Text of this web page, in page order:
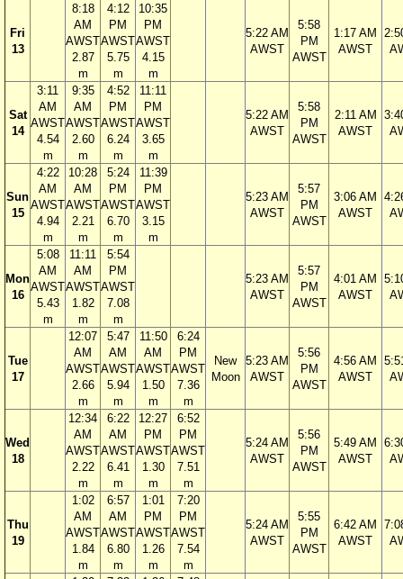
Fri
13
8:18
AM
AWST
2.87
m
4:12
PM
AWST
5.75
m
10:35
PM
AWST
4.15
m
5:22 AM
AWST
5:58
PM
AWST
1:17 AM
AWST
Sat
14
3:11
AM
AWST
4.54
m
9:35
AM
AWST
2.60
m
4:52
PM
AWST
6.24
m
11:11
PM
AWST
3.65
m
5:22 AM
AWST
5:58
PM
AWST
2:11 AM
AWST
Sun
15
4:22
AM
AWST
4.94
m
10:28
AM
AWST
2.21
m
5:24
PM
AWST
6.70
m
11:39
PM
AWST
3.15
m
5:23 AM
AWST
5:57
PM
AWST
3:06 AM
AWST
Mon
16
5:08
AM
AWST
5.43
m
11:11
AM
AWST
1.82
m
5:54
PM
AWST
7.08
m
5:23 AM
AWST
5:57
PM
AWST
4:01 AM
AWST
Tue
17
12:07
AM
AWST
2.66
m
5:47
AM
AWST
5.94
m
11:50
AM
AWST
1.50
m
6:24
PM
AWST
7.36
m
New
Moon
5:23 AM
AWST
5:56
PM
AWST
4:56 AM
AWST
Wed
18
12:34
AM
AWST
2.22
m
6:22
AM
AWST
6.41
m
12:27
PM
AWST
1.30
m
6:52
PM
AWST
7.51
m
5:24 AM
AWST
5:56
PM
AWST
5:49 AM
AWST
Thu
19
1:02
AM
AWST
1.84
m
6:57
AM
AWST
6.80
m
1:01
PM
AWST
1.26
m
7:20
PM
AWST
7.54
m
5:24 AM
AWST
5:55
PM
AWST
6:42 AM
AWST